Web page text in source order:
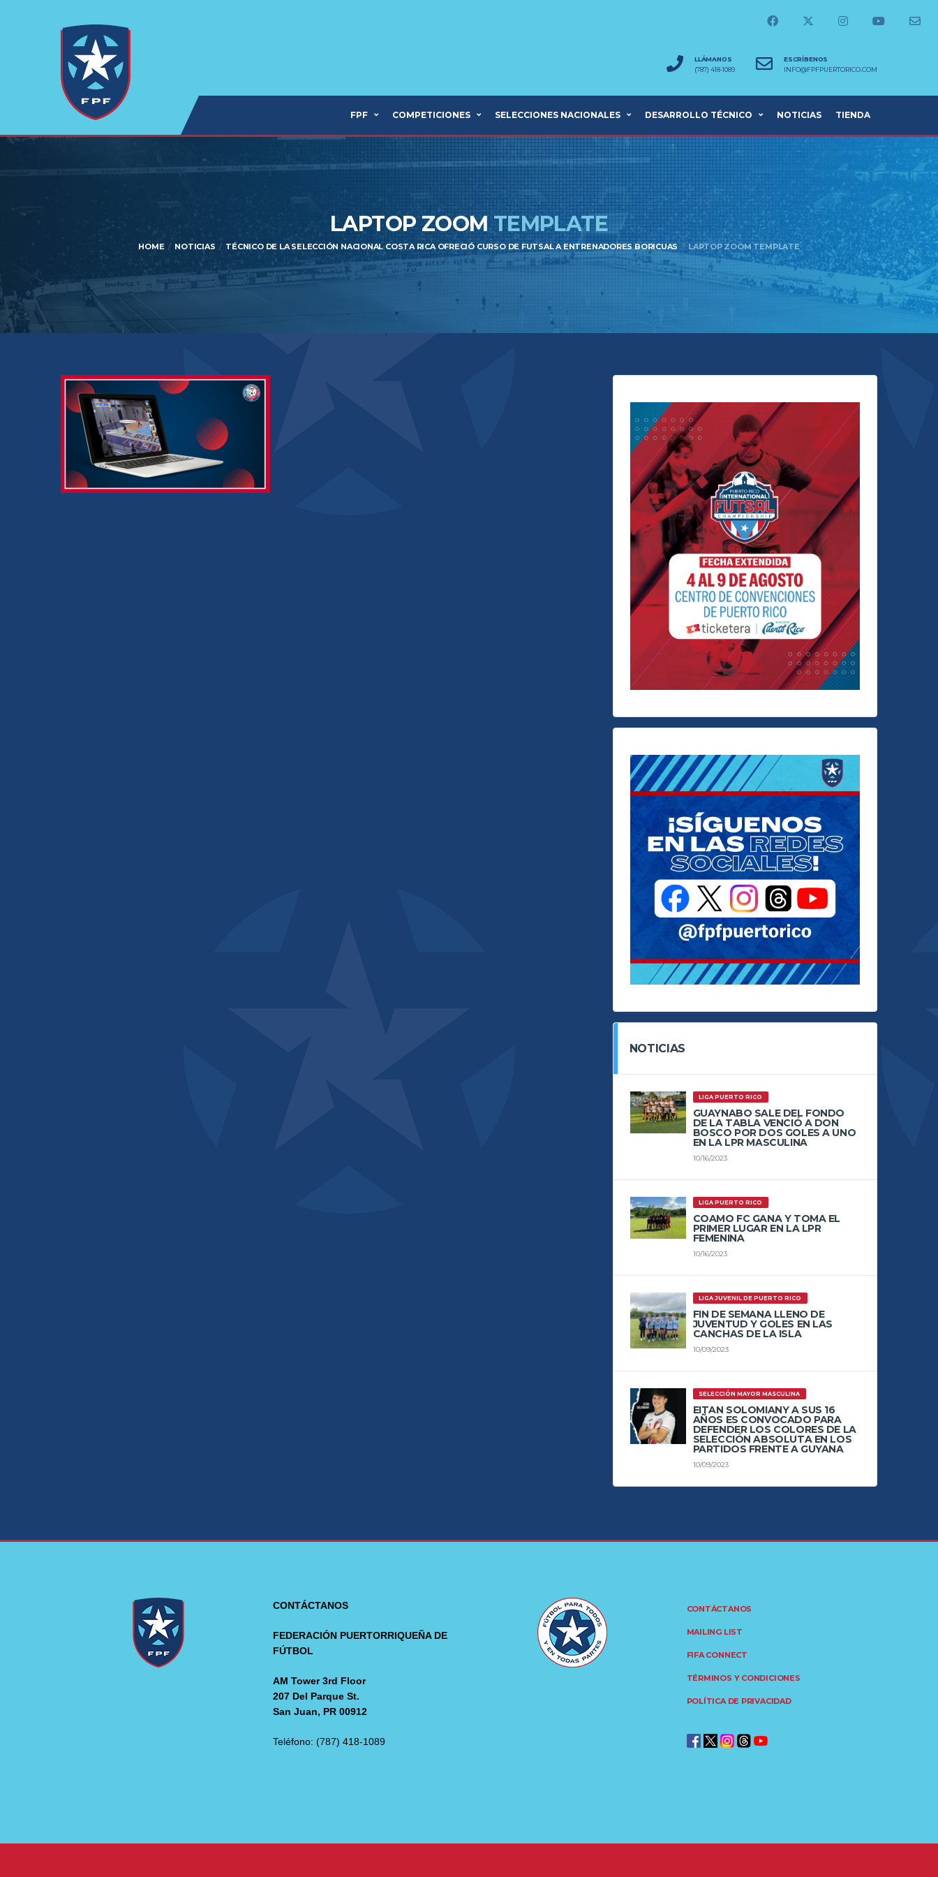
LLÁMANOS
(787) 418-1089
ESCRÍBENOS
INFO@FPFPUERTORICO.COM
FPF COMPETICIONES SELECCIONES NACIONALES DESARROLLO TÉCNICO NOTICIAS TIENDA
LAPTOP ZOOMTEMPLATE
HOME NOTICIAS TÉCNICO DE LA SELECCIÓN NACIONAL COSTA RICA OFRECIÓ CURSO DE FUTSAL A ENTRENADORES BORICUAS LAPTOP ZOOM TEMPLATE
NOTICIAS
LIGA PUERTO RICO
GUAYNABO SALE DEL FONDO
DE LA TABLA VENCIÓ A DON
BOSCO POR DOS GOLES A UNO
EN LA LPR MASCULINA
10/16/2023
LIGA PUERTO RICO
COAMO FC GANA Y TOMA EL
PRIMER LUGAR EN LA LPR
FEMENINA
10/16/2023
LIGA JUVENIL DE PUERTO RICO
FIN DE SEMANA LLENO DE
JUVENTUD Y GOLES EN LAS
CANCHAS DE LA ISLA
10/09/2023
SELECCIÓN MAYOR MASCULINA
EITAN SOLOMIANY A SUS 16
AÑOS ES CONVOCADO PARA
DEFENDER LOS COLORES DE LA
SELECCIÓN ABSOLUTA EN LOS
PARTIDOS FRENTE A GUYANA
10/09/2023
CONTÁCTANOS
FEDERACIÓN PUERTORRIQUEÑA DE
FÚTBOL
AM Tower 3rd Floor
207 Del Parque St.
San Juan, PR 00912
Teléfono: (787) 418-1089
CONTÁCTANOS
MAILING LIST
FIFA CONNECT
TÉRMINOS Y CONDICIONES
POLÍTICA DE PRIVACIDAD